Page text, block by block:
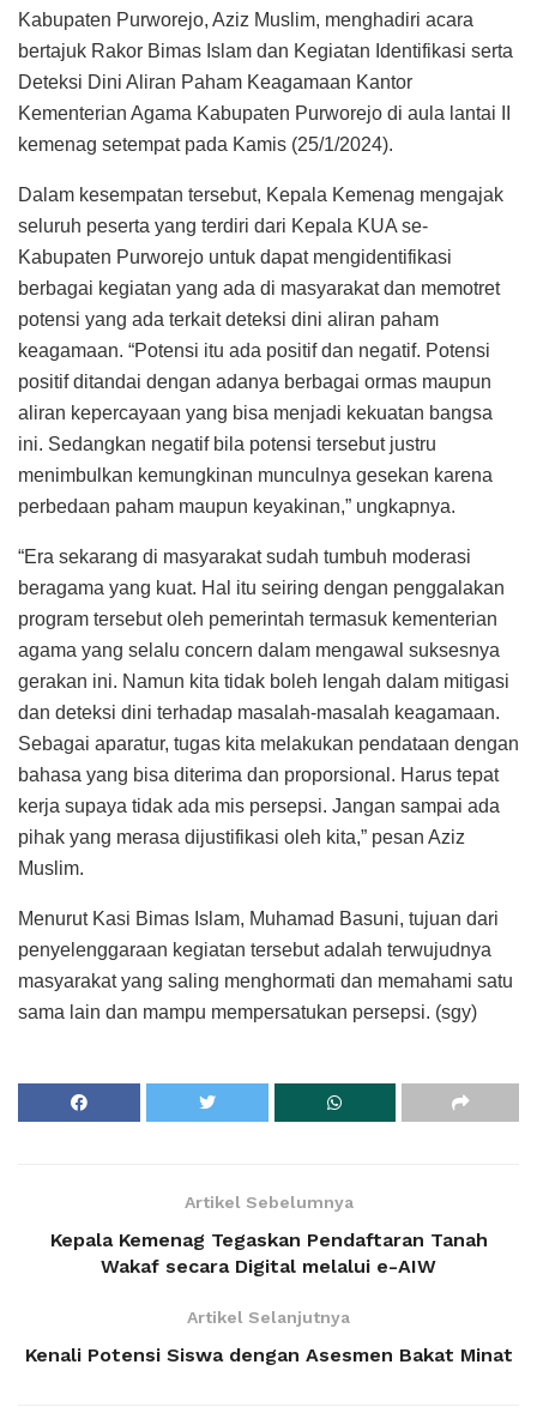
Kabupaten Purworejo, Aziz Muslim, menghadiri acara
bertajuk Rakor Bimas Islam dan Kegiatan Identifikasi serta
Deteksi Dini Aliran Paham Keagamaan Kantor
Kementerian Agama Kabupaten Purworejo di aula lantai II
kemenag setempat pada Kamis (25/1/2024).
Dalam kesempatan tersebut, Kepala Kemenag mengajak
seluruh peserta yang terdiri dari Kepala KUA se-
Kabupaten Purworejo untuk dapat mengidentifikasi
berbagai kegiatan yang ada di masyarakat dan memotret
potensi yang ada terkait deteksi dini aliran paham
keagamaan. “Potensi itu ada positif dan negatif. Potensi
positif ditandai dengan adanya berbagai ormas maupun
aliran kepercayaan yang bisa menjadi kekuatan bangsa
ini. Sedangkan negatif bila potensi tersebut justru
menimbulkan kemungkinan munculnya gesekan karena
perbedaan paham maupun keyakinan,” ungkapnya.
“Era sekarang di masyarakat sudah tumbuh moderasi
beragama yang kuat. Hal itu seiring dengan penggalakan
program tersebut oleh pemerintah termasuk kementerian
agama yang selalu concern dalam mengawal suksesnya
gerakan ini. Namun kita tidak boleh lengah dalam mitigasi
dan deteksi dini terhadap masalah-masalah keagamaan.
Sebagai aparatur, tugas kita melakukan pendataan dengan
bahasa yang bisa diterima dan proporsional. Harus tepat
kerja supaya tidak ada mis persepsi. Jangan sampai ada
pihak yang merasa dijustifikasi oleh kita,” pesan Aziz
Muslim.
Menurut Kasi Bimas Islam, Muhamad Basuni, tujuan dari
penyelenggaraan kegiatan tersebut adalah terwujudnya
masyarakat yang saling menghormati dan memahami satu
sama lain dan mampu mempersatukan persepsi. (sgy)
Artikel Sebelumnya
Kepala Kemenag Tegaskan Pendaftaran Tanah
Wakaf secara Digital melalui e-AIW
Artikel Selanjutnya
Kenali Potensi Siswa dengan Asesmen Bakat Minat